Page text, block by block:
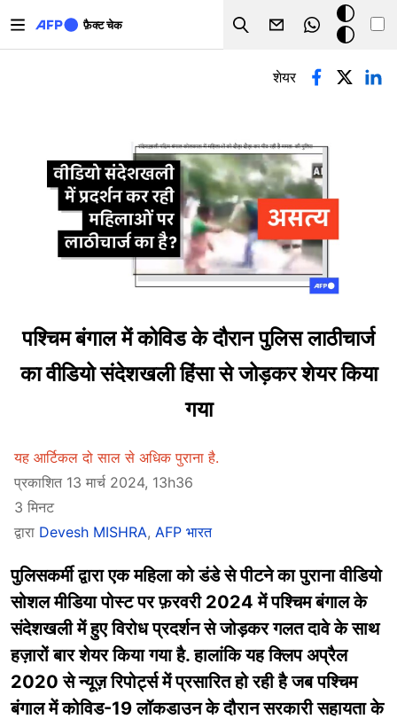
फ़ैक्ट चेक
Search
डार्क
मोड
प्राथमिक टैब्स
शेयर
पश्चिम बंगाल में कोविड के दौरान पुलिस लाठीचार्ज
का वीडियो संदेशखली हिंसा से जोड़कर शेयर किया
गया
यह आर्टिकल दो साल से अधिक पुराना है.
प्रकाशित 13 मार्च 2024, 13h36
3 मिनट
द्वारा Devesh MISHRA, AFP भारत
पुलिसकर्मी द्वारा एक महिला को डंडे से पीटने का पुराना वीडियो
सोशल मीडिया पोस्ट पर फ़रवरी 2024 में पश्चिम बंगाल के
संदेशखली में हुए विरोध प्रदर्शन से जोड़कर गलत दावे के साथ
हज़ारों बार शेयर किया गया है. हालांकि यह क्लिप अप्रैल
2020 से न्यूज़ रिपोर्ट्स में प्रसारित हो रही है जब पश्चिम
बंगाल में कोविड-19 लॉकडाउन के दौरान सरकारी सहायता के